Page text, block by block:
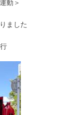
動＞
ました